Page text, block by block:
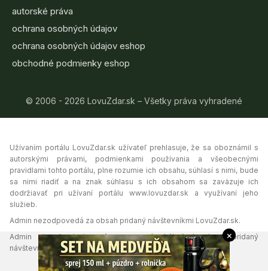
autorské práva
ochrana osobných údajov
ochrana osobných údajov eshop
obchodné podmienky eshop
© 2006 - 2026 LovuZdar.sk – Všetky práva vyhradené
Užívaním portálu LovuZdar.sk užívateľ prehlasuje, že sa oboznámil s
autorskými právami, podmienkami používania a všeobecnými
pravidlami tohto portálu, plne rozumie ich obsahu, súhlasí s nimi, bude
sa nimi riadiť a na znak súhlasu s ich obsahom sa zaväzuje ich
dodržiavať pri užívaní portálu www.lovuzdar.sk a využívaní jeho
služieb.
Admin nezodpovedá za obsah pridaný návštevníkmi LovuZdar.sk.
Admin si vyhradzuje právo vymazať akýkoľvek obsah pridaný
návštevníkmi portálu, ak tak uzná za vhodné.
×